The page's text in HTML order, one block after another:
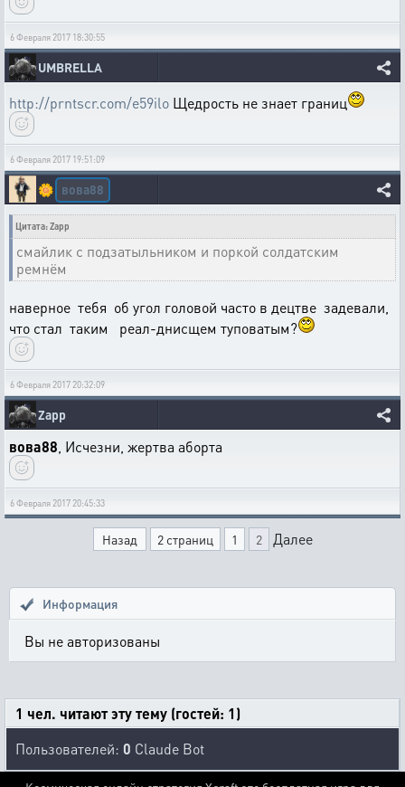
6 Февраля 2017 18:30:55
UMBRELLA
http://prntscr.com/e59ilo Щедрость не знает границ
6 Февраля 2017 19:51:09
🌼 вова88
Цитата: Zapp
смайлик с подзатыльником и поркой солдатским
ремнём
наверное тебя об угол головой часто в децтве задевали,
что стал таким реал-днисщем туповатым?
6 Февраля 2017 20:32:09
Zapp
вова88 , Исчезни, жертва аборта
6 Февраля 2017 20:45:33
Назад 2 страниц 1 2 Далее
Информация
Вы не авторизованы
1 чел. читают эту тему (гостей: 1)
Пользователей: 0 Claude Bot